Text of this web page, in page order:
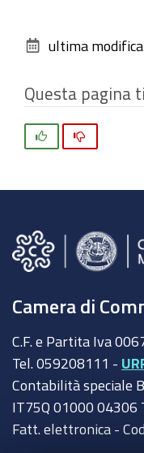
dimensioni
documento
ultima modifica
Questa pagina
Camera di
C.F. e Partita Iva
Tel. 059208111 -
Contabilità speciale
IT75Q 01000 04306
Fatt. elettronica -